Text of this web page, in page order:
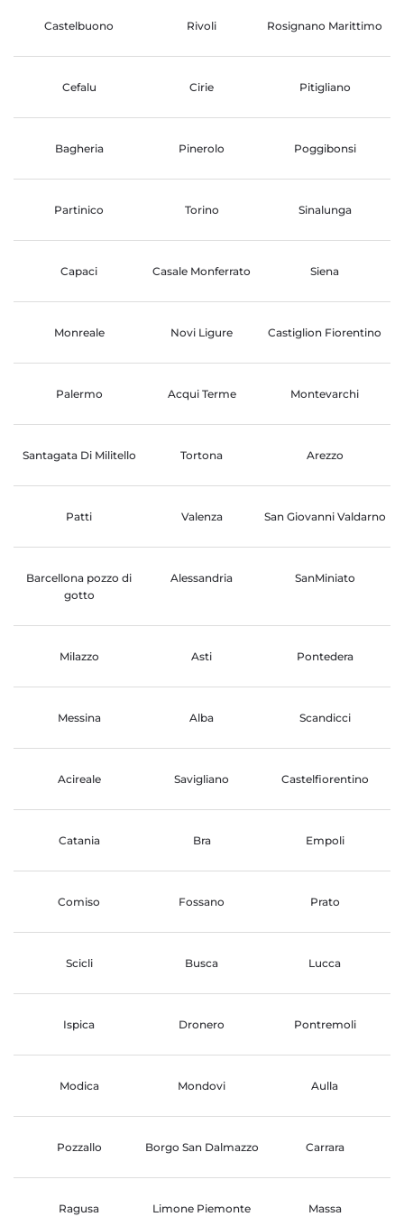
Castelbuono Rivoli Rosignano Marittimo
Cefalu Cirie Pitigliano
Bagheria Pinerolo Poggibonsi
Partinico Torino Sinalunga
Capaci Casale Monferrato Siena
Monreale Novi Ligure Castiglion Fiorentino
Palermo Acqui Terme Montevarchi
Santagata Di Militello Tortona Arezzo
Patti Valenza San Giovanni Valdarno
Barcellona pozzo di
gotto
Alessandria SanMiniato
Milazzo Asti Pontedera
Messina Alba Scandicci
Acireale Savigliano Castelfiorentino
Catania Bra Empoli
Comiso Fossano Prato
Scicli Busca Lucca
Ispica Dronero Pontremoli
Modica Mondovi Aulla
Pozzallo Borgo San Dalmazzo Carrara
Ragusa Limone Piemonte Massa